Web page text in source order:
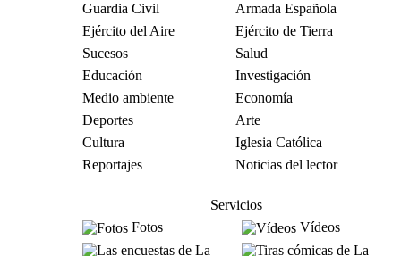
Guardia Civil
Armada Española
Ejército del Aire
Ejército de Tierra
Sucesos
Salud
Educación
Investigación
Medio ambiente
Economía
Deportes
Arte
Cultura
Iglesia Católica
Reportajes
Noticias del lector
Servicios
Fotos
Vídeos